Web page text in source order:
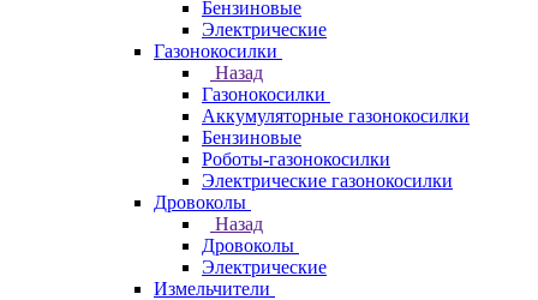
Бензиновые
Электрические
Газонокосилки
Назад
Газонокосилки
Аккумуляторные газонокосилки
Бензиновые
Роботы-газонокосилки
Электрические газонокосилки
Дровоколы
Назад
Дровоколы
Электрические
Измельчители